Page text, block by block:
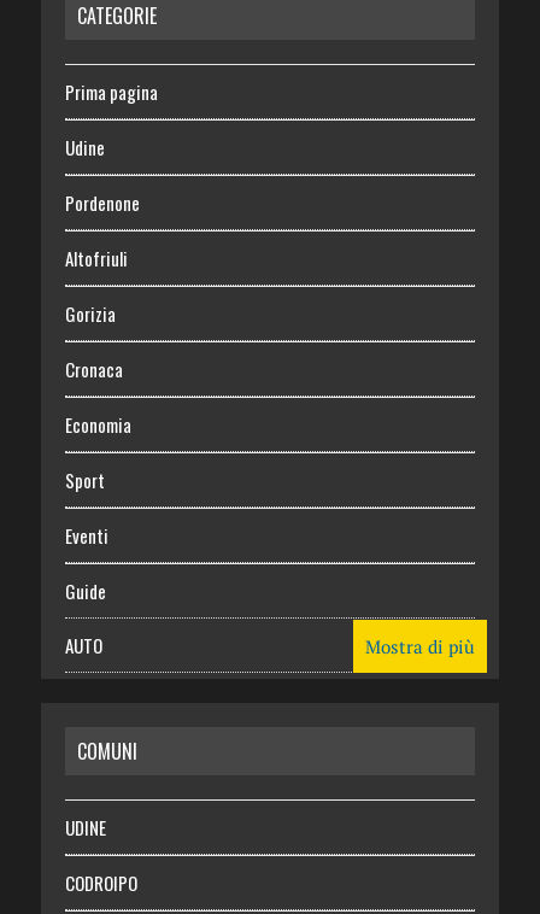
CATEGORIE
Prima pagina
Udine
Pordenone
Altofriuli
Gorizia
Cronaca
Economia
Sport
Eventi
Guide
AUTO
RISPARMIO
SALUTE
Necrologie
Mostra di più
COMUNI
UDINE
CODROIPO